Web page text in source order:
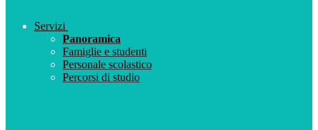
Servizi
Panoramica
Famiglie e studenti
Personale scolastico
Percorsi di studio